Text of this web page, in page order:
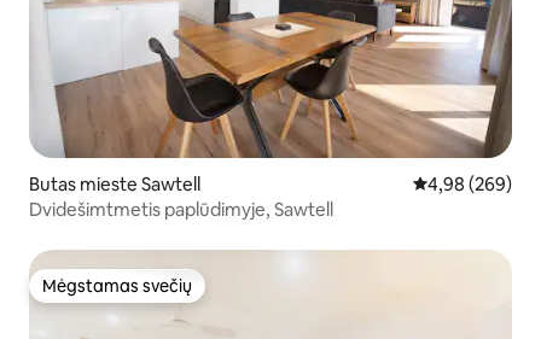
Butas mieste Sawtell Vidutinis
4,98 (269)
Dvidešimtmetis paplūdimyje, Sawtell
Mėgstamas svečių
Mėgstamas svečių